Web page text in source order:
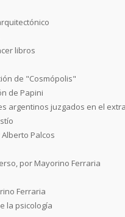
libros
de "Cosmópolis"
de Papini
argentinos juzgados en el
Palcos
por Mayorino Ferraria
Ferraria
la psicología